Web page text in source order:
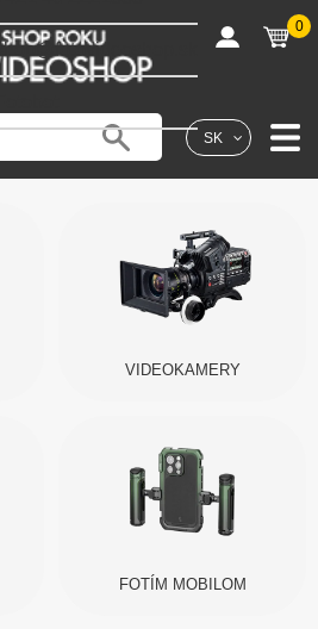
SK
shop@fotovideoshop.sk
0
VIDEOKAMERY
FOTÍM MOBILOM